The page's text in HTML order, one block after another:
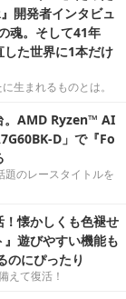
開発者インタビュ
魂。そして41年
た世界に1本だけ
生まれるものとは。
。AMD Ryzen™ AI
D」で『Fo
題のレースタイトルを
懐かしくも色褪せ
遊びやすい機能も
のにぴったり
えて復活！